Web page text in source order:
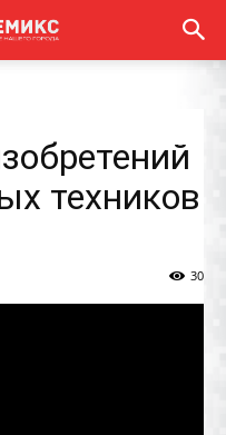
техников
30